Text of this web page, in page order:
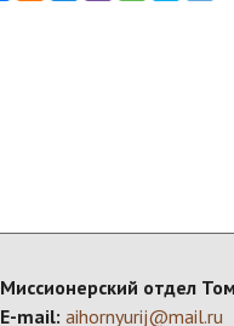
Миссионерский отдел
E-mail: aihornyurij@mail.ru